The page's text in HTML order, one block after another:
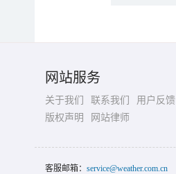
网站服务
关于我们 联系我们
用户反馈
版权声明
网站律师
客服邮箱： service@weather.com.cn